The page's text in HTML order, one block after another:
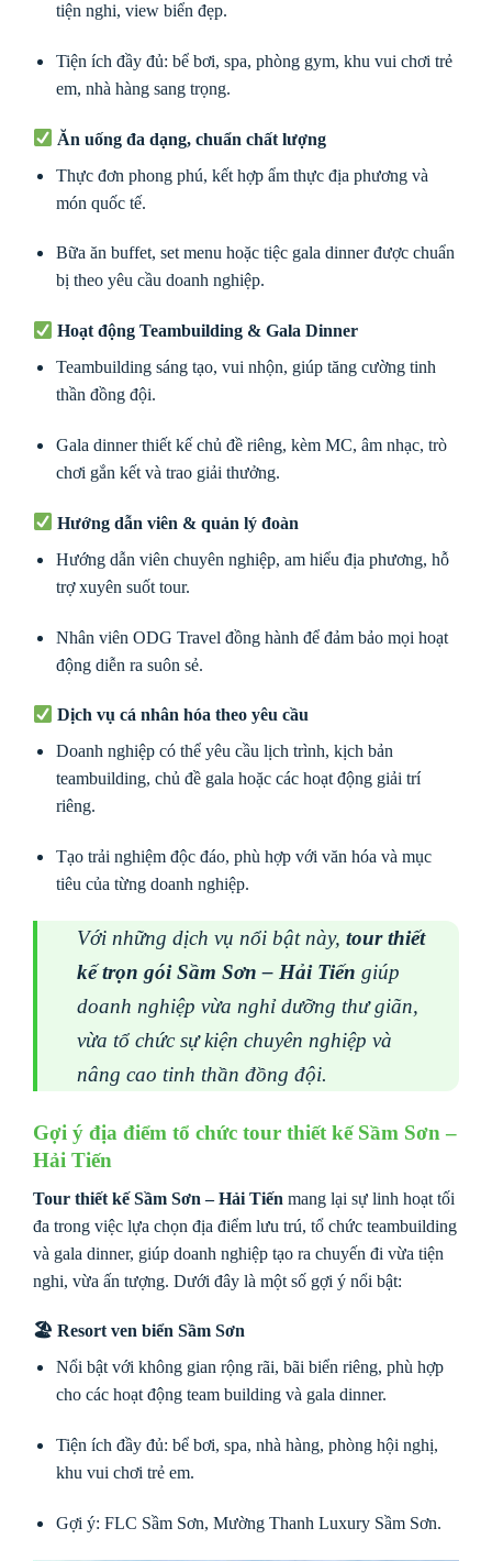
tiện nghi, view biển đẹp.
Tiện ích đầy đủ: bể bơi, spa, phòng gym, khu vui chơi trẻ
em, nhà hàng sang trọng.
Ăn uống đa dạng, chuẩn chất lượng
Thực đơn phong phú, kết hợp ẩm thực địa phương và
món quốc tế.
Bữa ăn buffet, set menu hoặc tiệc gala dinner được chuẩn
bị theo yêu cầu doanh nghiệp.
Hoạt động Teambuilding & Gala Dinner
Teambuilding sáng tạo, vui nhộn, giúp tăng cường tinh
thần đồng đội.
Gala dinner thiết kế chủ đề riêng, kèm MC, âm nhạc, trò
chơi gắn kết và trao giải thưởng.
Hướng dẫn viên & quản lý đoàn
Hướng dẫn viên chuyên nghiệp, am hiểu địa phương, hỗ
trợ xuyên suốt tour.
Nhân viên ODG Travel đồng hành để đảm bảo mọi hoạt
động diễn ra suôn sẻ.
Dịch vụ cá nhân hóa theo yêu cầu
Doanh nghiệp có thể yêu cầu lịch trình, kịch bản
teambuilding, chủ đề gala hoặc các hoạt động giải trí
riêng.
Tạo trải nghiệm độc đáo, phù hợp với văn hóa và mục
tiêu của từng doanh nghiệp.
Với những dịch vụ nổi bật này, tour thiết
kế trọn gói Sầm Sơn – Hải Tiến giúp
doanh nghiệp vừa nghỉ dưỡng thư giãn,
vừa tổ chức sự kiện chuyên nghiệp và
nâng cao tinh thần đồng đội.
Gợi ý địa điểm tổ chức tour thiết kế Sầm Sơn –
Hải Tiến
Tour thiết kế Sầm Sơn – Hải Tiến mang lại sự linh hoạt tối
đa trong việc lựa chọn địa điểm lưu trú, tổ chức teambuilding
và gala dinner, giúp doanh nghiệp tạo ra chuyến đi vừa tiện
nghi, vừa ấn tượng. Dưới đây là một số gợi ý nổi bật:
🏖 Resort ven biển Sầm Sơn
Nổi bật với không gian rộng rãi, bãi biển riêng, phù hợp
cho các hoạt động team building và gala dinner.
Tiện ích đầy đủ: bể bơi, spa, nhà hàng, phòng hội nghị,
khu vui chơi trẻ em.
Gợi ý: FLC Sầm Sơn, Mường Thanh Luxury Sầm Sơn.